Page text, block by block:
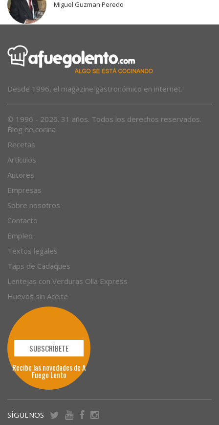
Miguel Guzman Peredo
Desde 1996, el magazine gastronómico en internet.
© 1996 - 2026. 31 años. Todos los derechos reservados.
Blog de cocina
Recetas
Artículos
Autores
Empresas
Sobre nosotros
Contacto
Empleo
Textos legales
Taps de Cadaques
Lentejas con Verduras Olla Express
Huevos sin Aceite
SUBSCRÍBETE
Recibe las novedades de A
Fuego Lento
SÍGUENOS